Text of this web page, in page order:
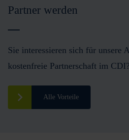
Partner werden
Sie interessieren sich für unsere
kostenfreie Partnerschaft im CDI?
Alle Vorteile